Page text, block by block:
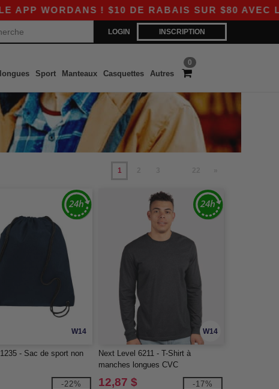
! $10 DE RABAIS SUR $80 AVEC LE CODE
LOGIN INSCRIPTION
0
Sport Manteaux Casquettes Autres
1
W14
- Sac de sport non
-22%
W14
Next Level 6211 - T-Shirt à
manches longues CVC
12,87 $ -17%